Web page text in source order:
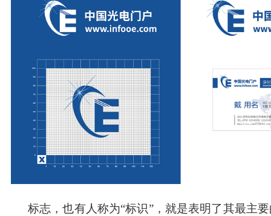
标志，也有人称为“标识”，就是表明了其最主